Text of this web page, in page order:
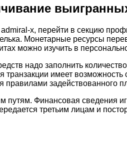
x, перейти в секцию
Монетарные ресурсы
можно изучить в
надо заполнить количество
имеет возможность
задействованного
путям. Финансовая сведения
третьим лицам и